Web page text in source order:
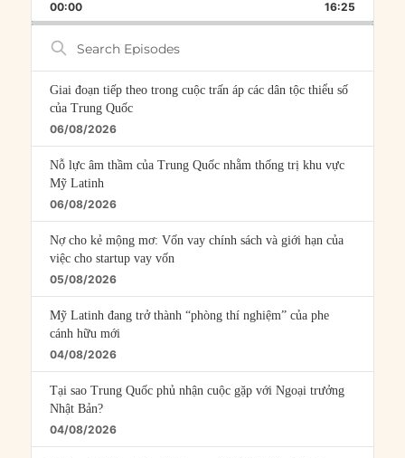
RATE
00:00 16:25
Search
Episodes
Giai đoạn tiếp theo trong cuộc trấn áp các dân tộc thiểu số
của Trung Quốc
06/08/2026
Nỗ lực âm thầm của Trung Quốc nhằm thống trị khu vực
Mỹ Latinh
06/08/2026
Nợ cho kẻ mộng mơ: Vốn vay chính sách và giới hạn của
việc cho startup vay vốn
05/08/2026
Mỹ Latinh đang trở thành “phòng thí nghiệm” của phe
cánh hữu mới
04/08/2026
Tại sao Trung Quốc phủ nhận cuộc gặp với Ngoại trưởng
Nhật Bản?
04/08/2026